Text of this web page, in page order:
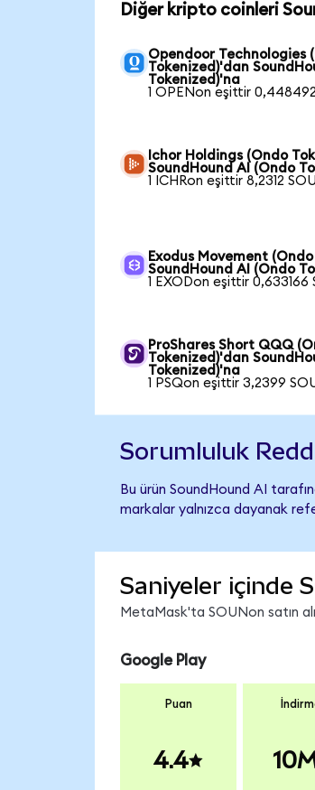
Diğer kripto coinleri
Opendoor Technologies
Tokenized)'dan
Tokenized)'na
1 OPENon eşittir
Ichor Holdings (Ondo
SoundHound AI (Ondo
1 ICHRon eşittir 8,2312
Exodus Movement
SoundHound AI (Ondo
1 EXODon eşittir 0,633166
ProShares Short QQQ
Tokenized)'dan
Tokenized)'na
1 PSQon eşittir 3,2399
Sorumluluk
Bu ürün SoundHound AI
markalar yalnızca dayanak
Saniyeler içinde
MetaMask'ta SOUNon satın
Google Play
Puan
4.4